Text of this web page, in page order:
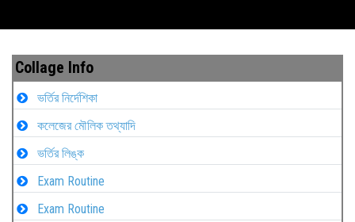
Collage Info
ভর্তির নির্দেশিকা
কলেজের মৌলিক তথ্যাদি
ভর্তির লিঙ্ক
Exam Routine
Exam Routine